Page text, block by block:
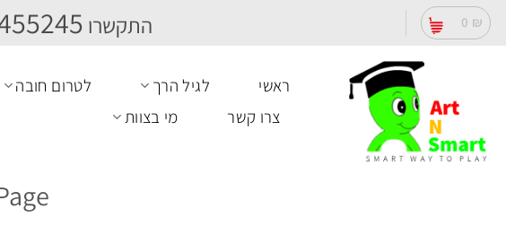
Skip
0 ₪ התקשרו
ראשי לגיל הרך לטרום חובה
צרו קשר
מי בצוות